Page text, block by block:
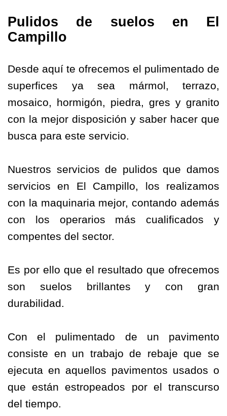
Pulidos de suelos en El
Campillo
Desde aquí te ofrecemos el pulimentado de
superfices ya sea mármol, terrazo,
mosaico, hormigón, piedra, gres y granito
con la mejor disposición y saber hacer que
busca para este servicio.
Nuestros servicios de pulidos que damos
servicios en El Campillo, los realizamos
con la maquinaria mejor, contando además
con los operarios más cualificados y
compentes del sector.
Es por ello que el resultado que ofrecemos
son suelos brillantes y con gran
durabilidad.
Con el pulimentado de un pavimento
consiste en un trabajo de rebaje que se
ejecuta en aquellos pavimentos usados o
que están estropeados por el transcurso
del tiempo.